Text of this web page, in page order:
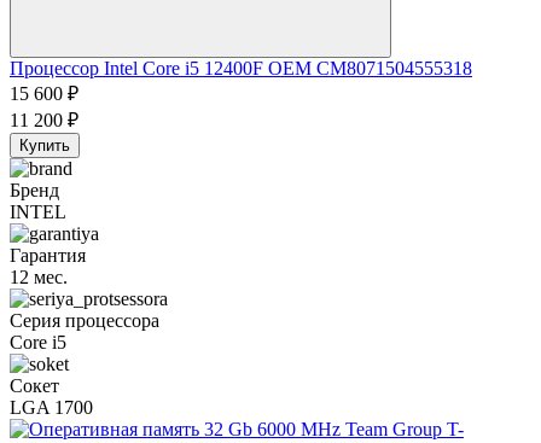
Процессор Intel Core i5 12400F OEM CM8071504555318
15 600 ₽
11 200 ₽
Купить
Бренд
INTEL
Гарантия
12 мес.
Серия процессора
Core i5
Сокет
LGA 1700